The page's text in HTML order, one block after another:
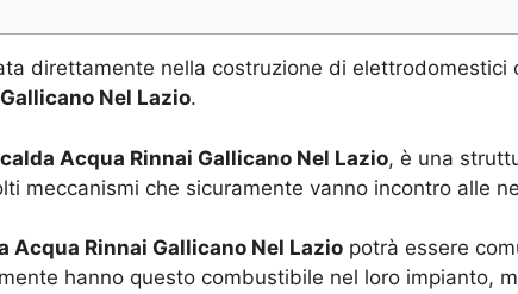
direttamente nella costruzione di
Nel Lazio.
Acqua Rinnai Gallicano Nel Lazio, è una
meccanismi che sicuramente vanno incontro alle
Acqua Rinnai Gallicano Nel Lazio potrà essere
hanno questo combustibile nel loro impianto,